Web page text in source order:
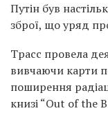
Путін був
зброї, що уряд
Трасс провела
вивчаючи карти
поширення
книзі “Out of the